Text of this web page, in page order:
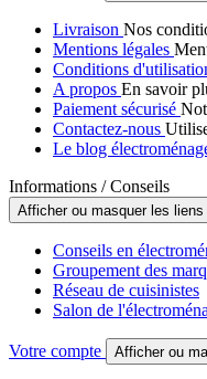
Livraison Nos
Mentions légales
Conditions
A propos En savoir
Paiement sécurisé
Contactez-nous
Le blog
Informations / Conseils
Afficher ou masquer les
Conseils en
Groupement des
Réseau de cuisinistes
Salon de
Votre compte Afficher ou